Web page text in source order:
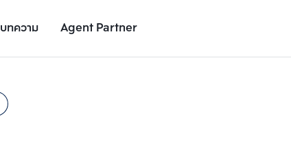
บทความ Agent Partner
รายละเอียดยูนิต